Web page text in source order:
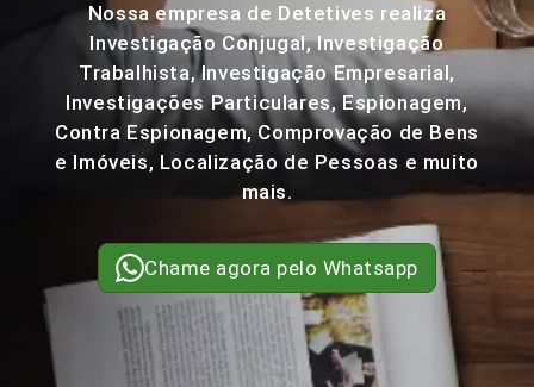
Nossa empresa de Detetives realiza
Investigação Conjugal, Investigação
Trabalhista, Investigação Empresarial,
Investigações Particulares, Espionagem,
Contra Espionagem, Comprovação de Bens
e Imóveis, Localização de Pessoas e muito
mais.
Chame agora pelo Whatsapp